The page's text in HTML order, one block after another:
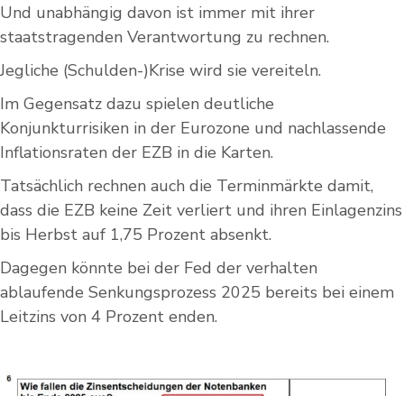
Und unabhängig davon ist immer mit ihrer
staatstragenden Verantwortung zu rechnen.
Jegliche (Schulden-)Krise wird sie vereiteln.
Im Gegensatz dazu spielen deutliche
Konjunkturrisiken in der Eurozone und nachlassende
Inflationsraten der EZB in die Karten.
Tatsächlich rechnen auch die Terminmärkte damit,
dass die EZB keine Zeit verliert und ihren Einlagenzins
bis Herbst auf 1,75 Prozent absenkt.
Dagegen könnte bei der Fed der verhalten
ablaufende Senkungsprozess 2025 bereits bei einem
Leitzins von 4 Prozent enden.